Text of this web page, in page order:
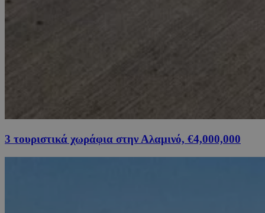
3 τουριστικά χωράφια στην Αλαμινό, €4,000,000